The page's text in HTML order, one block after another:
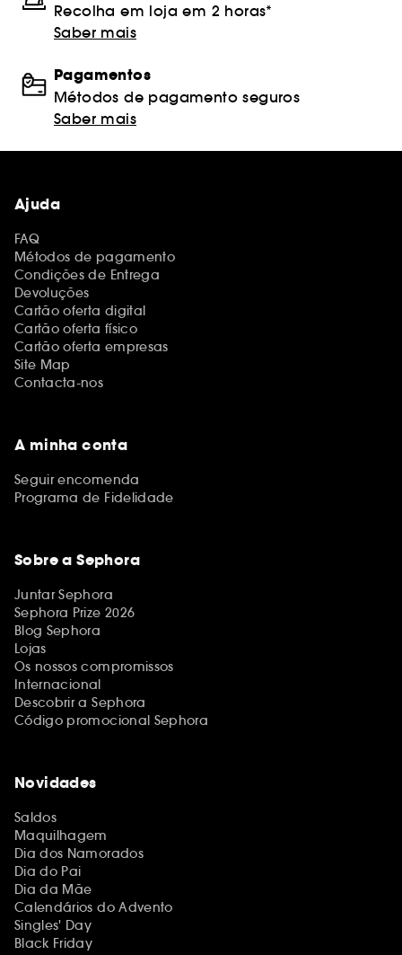
Recolha em loja em 2 horas*
Saber mais
Pagamentos
Métodos de pagamento seguros
Saber mais
Ajuda
FAQ
Métodos de pagamento
Condições de Entrega
Devoluções
Cartão oferta digital
Cartão oferta físico
Cartão oferta empresas
Site Map
Contacta-nos
A minha conta
Seguir encomenda
Programa de Fidelidade
Sobre a Sephora
Juntar Sephora
Sephora Prize 2026
Blog Sephora
Lojas
Os nossos compromissos
Internacional
Descobrir a Sephora
Código promocional Sephora
Novidades
Saldos
Maquilhagem
Dia dos Namorados
Dia do Pai
Dia da Mãe
Calendários do Advento
Singles' Day
Black Friday